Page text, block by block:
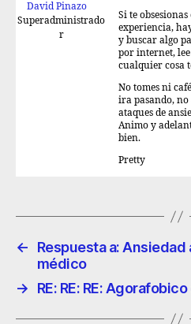
David Pinazo
Superadministrado
r
Si te
experiencia,
y buscar algo
por internet,
cualquier cosa
No tomes ni
ira pasando, no
ataques de
Animo y
bien.
Pretty
←
Respuesta a:
médico
→
RE: RE: RE: